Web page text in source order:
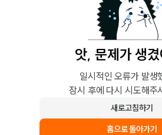
앗, 문제가 생
일시적인 오류가 발생
잠시 후에 다시 시도해주
새로고침하기
홈으로 돌아가기